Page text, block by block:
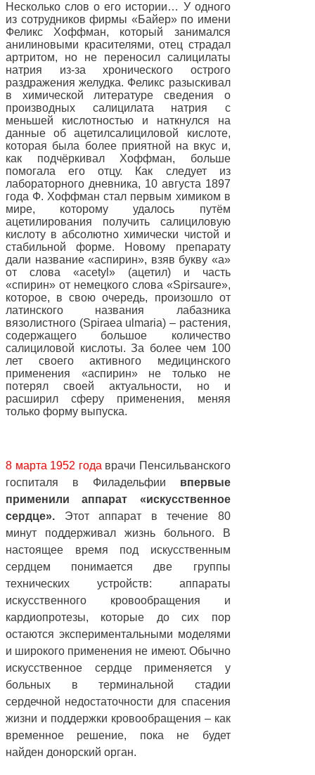
Несколько слов о его истории… У одного
из сотрудников фирмы «Байер» по имени
Феликс Хоффман, который занимался
анилиновыми красителями, отец страдал
артритом, но не переносил салицилаты
натрия из-за хронического острого
раздражения желудка. Феликс разыскивал
в химической литературе сведения о
производных салицилата натрия с
меньшей кислотностью и наткнулся на
данные об ацетилсалициловой кислоте,
которая была более приятной на вкус и,
как подчёркивал Хоффман, больше
помогала его отцу. Как следует из
лабораторного дневника, 10 августа 1897
года Ф. Хоффман стал первым химиком в
мире, которому удалось путём
ацетилирования получить салициловую
кислоту в абсолютно химически чистой и
стабильной форме. Новому препарату
дали название «аспирин», взяв букву «а»
от слова «acetyl» (ацетил) и часть
«спирин» от немецкого слова «Spirsaure»,
которое, в свою очередь, произошло от
латинского названия лабазника
вязолистного (Spiraea ulmaria) – растения,
содержащего большое количество
салициловой кислоты. За более чем 100
лет своего активного медицинского
применения «аспирин» не только не
потерял своей актуальности, но и
расширил сферу применения, меняя
только форму выпуска.
8 марта 1952 года врачи Пенсильванского
госпиталя в Филадельфии впервые
применили аппарат «искусственное
сердце». Этот аппарат в течение 80
минут поддерживал жизнь больного. В
настоящее время под искусственным
сердцем понимается две группы
технических устройств: аппараты
искусственного кровообращения и
кардиопротезы, которые до сих пор
остаются экспериментальными моделями
и широкого применения не имеют. Обычно
искусственное сердце применяется у
больных в терминальной стадии
сердечной недостаточности для спасения
жизни и поддержки кровообращения – как
временное решение, пока не будет
найден донорский орган.